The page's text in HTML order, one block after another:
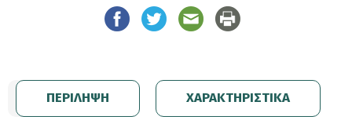
ΠΕΡΙΛΗΨΗ ΧΑΡΑΚΤΗΡΙΣΤΙΚΑ